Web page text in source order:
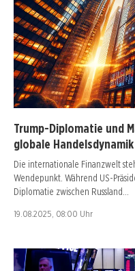
Trump-Diplomatie und
globale Handelsdynamik
Die internationale Finanzwelt
Wendepunkt. Während US-
Diplomatie zwischen Russland…
19.08.2025, 08:00 Uhr